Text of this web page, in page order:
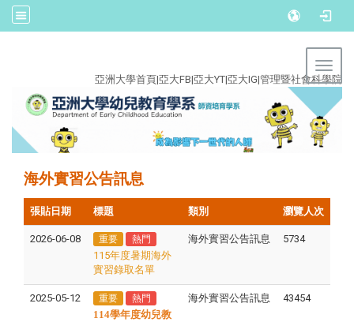
亞洲大學首頁|亞大FB|亞大YT|亞大IG|管理暨社會科學院
海外實習公告訊息
張貼日期 標題 類別 瀏覽人次
2026-06-08 重要 熱門
115年度暑期海外
實習錄取名單
海外實習公告訊息 5734
2025-05-12 重要 熱門
114學年度幼兒教
海外實習公告訊息 43454